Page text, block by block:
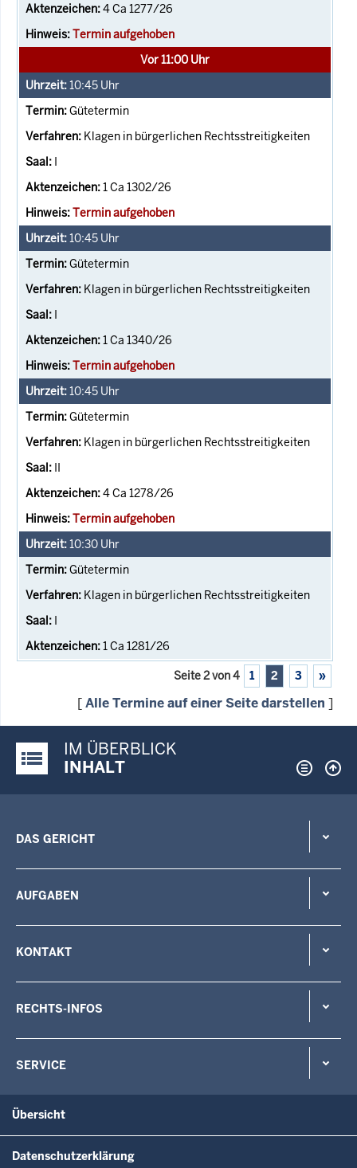
4 Ca 1277/26
Termin aufgehoben
Vor 11:00 Uhr
10:45 Uhr
Gütetermin
Klagen in bürgerlichen Rechtsstreitigkeiten
I
1 Ca 1302/26
Termin aufgehoben
10:45 Uhr
Gütetermin
Klagen in bürgerlichen Rechtsstreitigkeiten
I
1 Ca 1340/26
Termin aufgehoben
10:45 Uhr
Gütetermin
Klagen in bürgerlichen Rechtsstreitigkeiten
II
4 Ca 1278/26
Termin aufgehoben
10:30 Uhr
Gütetermin
Klagen in bürgerlichen Rechtsstreitigkeiten
I
1 Ca 1281/26
Seite 2 von 4 1 2 3 »
[Alle Termine auf einer Seite darstellen ]
Justiz-Portal im Überblick:
IM ÜBERBLICK
INHALT
DAS GERICHT
AUFGABEN
KONTAKT
RECHTS-INFOS
SERVICE
Übersicht
Datenschutzerklärung